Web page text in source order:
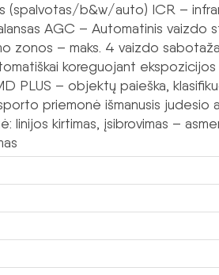
(spalvotas/b&w/auto) ICR –
AGC – Automatinis vaizdo
zonos – maks. 4 vaizdo
koreguojant ekspozicijos
PLUS – objektų paieška,
priemonė išmanusis judesio
linijos kirtimas, įsibrovimas –